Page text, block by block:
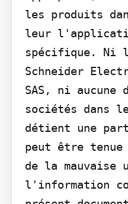
les produits
leur
spécifique. Ni
Schneider
SAS, ni
sociétés dans
détient une
peut être tenue
de la
l'information